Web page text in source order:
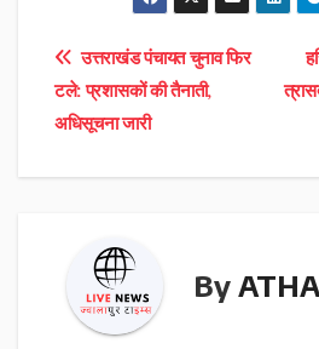
Post
navigation
उत्तराखंड पंचायत चुनाव फिर
टले: प्रशासकों की तैनाती,
अधिसूचना जारी
By